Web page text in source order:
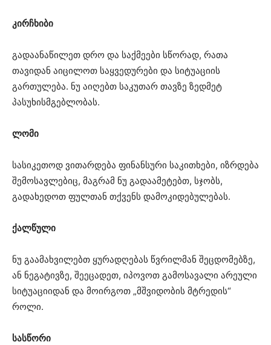
კირჩხიბი
გადაანაწილეთ დრო და საქმეები სწორად, რათა
თავიდან აიცილოთ საყვედურები და სიტუაციის
გართულება. ნუ აიღებთ საკუთარ თავზე ზედმეტ
პასუხისმგებლობას.
ლომი
სასიკეთოდ ვითარდება ფინანსური საკითხები, იზრდება
შემოსავლებიც, მაგრამ ნუ გადაამეტებთ, სჯობს,
გადახედოთ ფულთან თქვენს დამოკიდებულებას.
ქალწული
ნუ გაამახვილებთ ყურადღებას წვრილმან შეცდომებზე,
ან ნეგატივზე, შეეცადეთ, იპოვოთ გამოსავალი არეული
სიტუაციიდან და მოირგოთ „მშვიდობის მტრედის“
როლი.
სასწორი